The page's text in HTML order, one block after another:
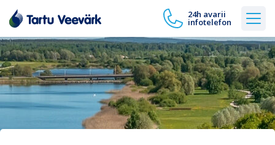
24h avarii
infotelefon